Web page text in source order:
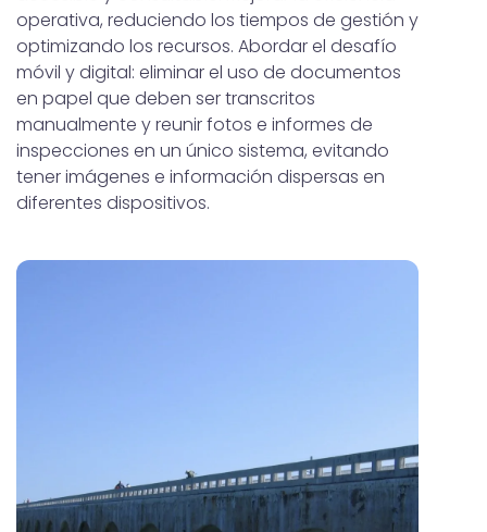
operativa, reduciendo los tiempos de gestión y
optimizando los recursos. Abordar el desafío
móvil y digital: eliminar el uso de documentos
en papel que deben ser transcritos
manualmente y reunir fotos e informes de
inspecciones en un único sistema, evitando
tener imágenes e información dispersas en
diferentes dispositivos.